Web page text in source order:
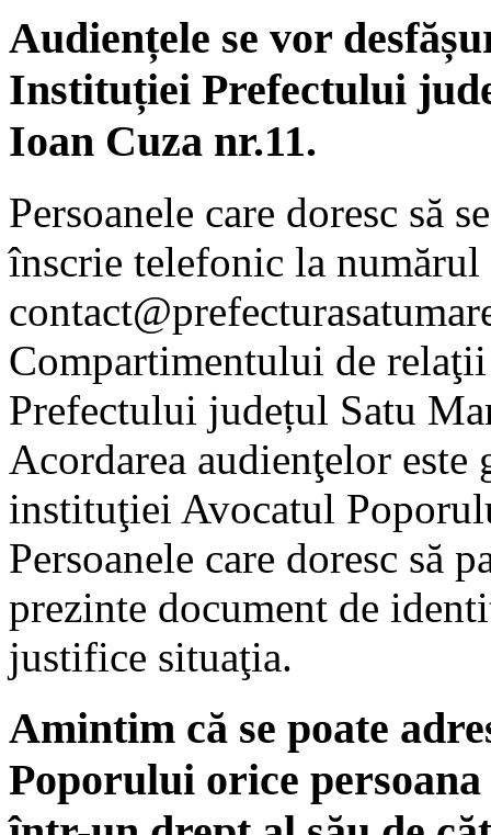
Audiențele se vor
Instituției Prefectului
Ioan Cuza nr.11.
Persoanele care doresc să
înscrie telefonic la
Compartimentului de
Prefectului județul Satu
Acordarea audienţelor
instituţiei Avocatul
Persoanele care doresc să
prezinte document de
justifice situaţia.
Amintim că se poate
Poporului orice